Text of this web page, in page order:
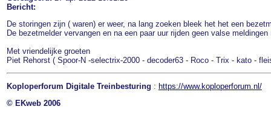
Bericht:
De storingen zijn ( waren) er weer, na lang zoeken bleek het het een
De bezetmelder vervangen en na een paar uur rijden geen valse meldingen
Met vriendelijke groeten
Piet Rehorst ( Spoor-N -selectrix-2000 - decoder63 - Roco - Trix - kato -
Koploperforum Digitale Treinbesturing : https://www.koploperforum.nl/
© EKweb 2006